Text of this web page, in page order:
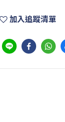
加入追蹤清單